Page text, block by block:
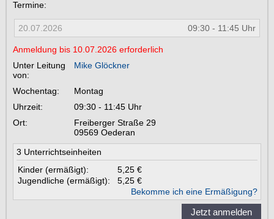
Termine:
09:30 - 11:45 Uhr
20.07.2026
Anmeldung bis 10.07.2026 erforderlich
Unter Leitung
von:
Mike Glöckner
Wochentag:
Montag
Uhrzeit:
09:30 - 11:45 Uhr
Ort:
Freiberger Straße 29
09569 Oederan
3 Unterrichtseinheiten
Kinder (ermäßigt):
5,25 €
Jugendliche (ermäßigt):
5,25 €
Bekomme ich eine Ermäßigung?
Jetzt anmelden